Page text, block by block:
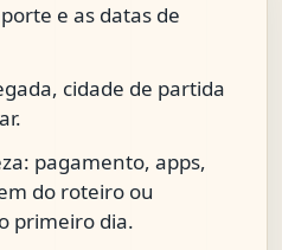
e as datas de
cidade de partida
pagamento, apps,
do roteiro ou
primeiro dia.